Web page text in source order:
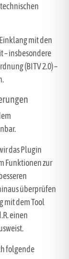
mit den
– insbesondere
(BITV 2.0) –
das Plugin
Funktionen zur
überprüfen
mit dem Tool
einen
folgende